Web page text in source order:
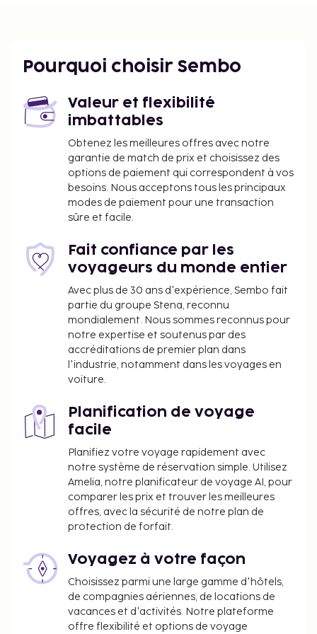
touristiques ou l'achat de billets. Vous pourrez
café de cette pousada. Pour que vous puissiez faire
connaissance avec les autres convives,
l'hébergement vous invite à participer à une
réception gratuite organisée tous les jours.
L'hébergement vous invite à rejoindre son bar/salon
pour une petite pause bien méritée. Un petit
déjeuner continental gratuit est servi tous les jours
de 07 h 30 à 09 h 30. Cet hébergement est fermé du
sont pas définitives). Les infrastructures suivantes
seront indisponible du 22 octobre 2025 au 31
décembre 2026 (ces dates sont sujettes à
modification) :
Un des bars/salons
Un des restaurants
Une des piscines
Service de ménage quotidien
Buanderie
Vous devrez payer les frais suivants à
l’hébergement. Ces frais peuvent comprendre les
taxes applicables :
Un dépôt de garantie de 150.00 BRL sera
collecté avant l’enregistrement.
due dans les 24 heures suivant la réservation.
Nous avons indiqué tous les frais dont
l'hébergement nous a fait part.
Les parents ou le tuteur légal voyageant avec un
Pourquoi choisir Sembo
Valeur et flexibilité
imbattables
Obtenez les meilleures offres avec notre
garantie de match de prix et choisissez des
options de paiement qui correspondent à vos
besoins. Nous acceptons tous les principaux
modes de paiement pour une transaction
sûre et facile.
Fait confiance par les
voyageurs du monde entier
Avec plus de 30 ans d'expérience, Sembo fait
partie du groupe Stena, reconnu
mondialement. Nous sommes reconnus pour
notre expertise et soutenus par des
accréditations de premier plan dans
l'industrie, notamment dans les voyages en
voiture.
Planification de voyage
facile
Planifiez votre voyage rapidement avec
notre système de réservation simple. Utilisez
Amelia, notre planificateur de voyage AI, pour
comparer les prix et trouver les meilleures
offres, avec la sécurité de notre plan de
protection de forfait.
Voyagez à votre façon
Choisissez parmi une large gamme d'hôtels,
de compagnies aériennes, de locations de
vacances et d'activités. Notre plateforme
offre flexibilité et options de voyage